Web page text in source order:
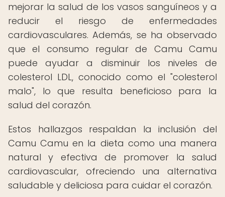
mejorar la salud de los vasos sanguíneos y a
reducir el riesgo de enfermedades
cardiovasculares. Además, se ha observado
que el consumo regular de Camu Camu
puede ayudar a disminuir los niveles de
colesterol LDL, conocido como el "colesterol
malo", lo que resulta beneficioso para la
salud del corazón.
Estos hallazgos respaldan la inclusión del
Camu Camu en la dieta como una manera
natural y efectiva de promover la salud
cardiovascular, ofreciendo una alternativa
saludable y deliciosa para cuidar el corazón.